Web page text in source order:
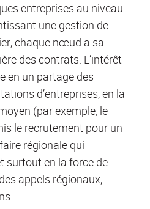
entreprises au niveau
une gestion de
chaque nœud a sa
des contrats. L’intérêt
en un partage des
d’entreprises, en la
(par exemple, le
le recrutement pour un
régionale qui
surtout en la force de
appels régionaux,